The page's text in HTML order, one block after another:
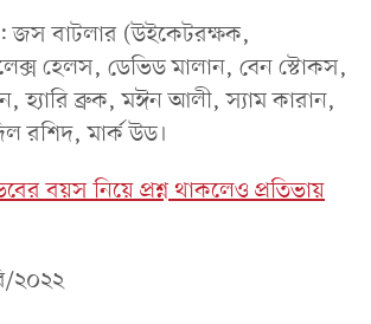
জস বাটলার (উইকেটরক্ষক,
হেলস, ডেভিড মালান, বেন স্টোকস,
হ্যারি ব্রুক, মঈন আলী, স্যাম কারান,
রশিদ, মার্ক উড।
বয়স নিয়ে প্রশ্ন থাকলেও প্রতিভায়
২০২২